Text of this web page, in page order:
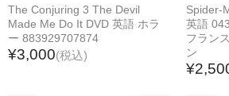
変換アダプター類
CD・DVD・ブルーレイプレーヤー
キッチン家電
The Conjuring 3 The Devil
Made Me Do It DVD 英語 ホラ
ー 883929707874
¥3,000(税込)
Spider-
英語
フラン
ン